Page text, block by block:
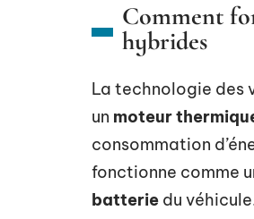
Comment
hybrides
La technologie des
un moteur
consommation
fonctionne comme
batterie du